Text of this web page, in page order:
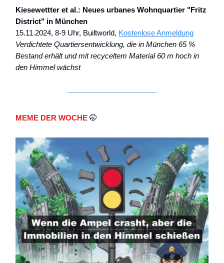
Kiesewettter et al.: Neues urbanes Wohnquartier "Fritz
District" in München
15.11.2024, 8-9 Uhr, Builtworld, Kostenlose Anmeldung
Verdichtete Quartiersentwicklung, die in München 65 %
Bestand erhält und mit recyceltem Material 60 m hoch in
den Himmel wächst
MEME DER WOCHE 🤭